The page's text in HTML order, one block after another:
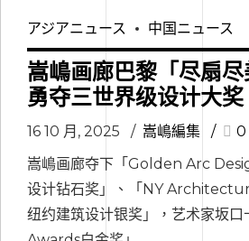
アジアニュース 中国ニュース
嵩嶋画廊巴黎「尽扇
勇夺三世界级设计大奖
16 10 月, 2025 嵩嶋編集
0
嵩嶋画廊夺下「Golden Arc
设计钻石奖」、「NY
纽约建筑设计银奖」，艺术家坂